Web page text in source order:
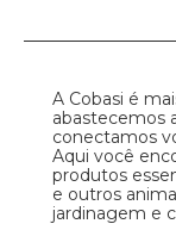
A Cobasi é
abastecemos
conectamos
Aqui você
produtos
e outros
jardinagem e